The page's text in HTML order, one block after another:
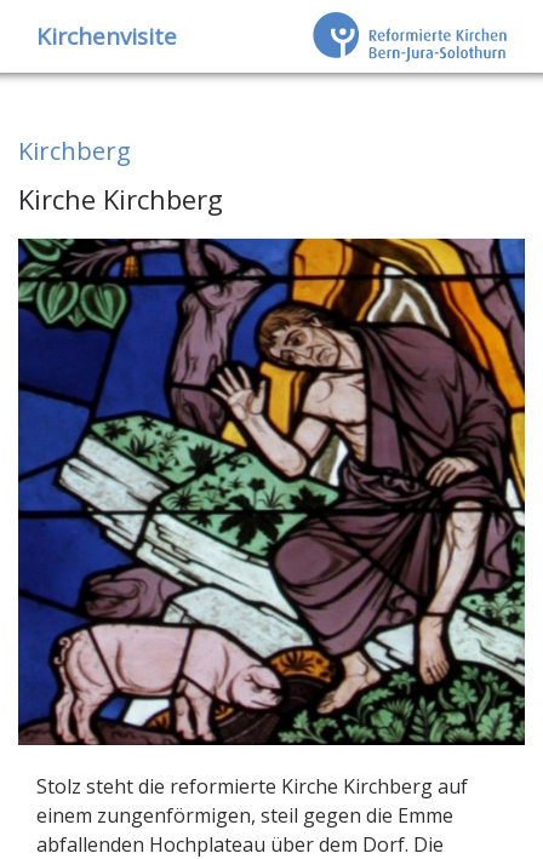
Kirchenvisite
Kirchberg
Kirche Kirchberg
Stolz steht die reformierte Kirche Kirchberg auf
einem zungenförmigen, steil gegen die Emme
abfallenden Hochplateau über dem Dorf. Die